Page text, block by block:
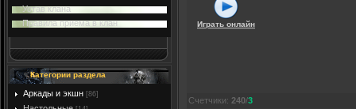
Устав клана
Правила приема в клан
Категории раздела
Аркады и экшн [86]
Играть онлайн
Счетчики: 240/3